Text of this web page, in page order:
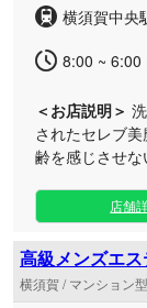
横須賀中央
8:00 ~ 6:00
＜お店説明＞
されたセレブ
齢を感じさせ
贅沢な時間を
ゆくまで味わえ
き抜かれたセラ
深く解きほぐします。 お仕事帰りのリフ
特別なひととき
店舗
高級メンズエ
横須賀 / マンション型